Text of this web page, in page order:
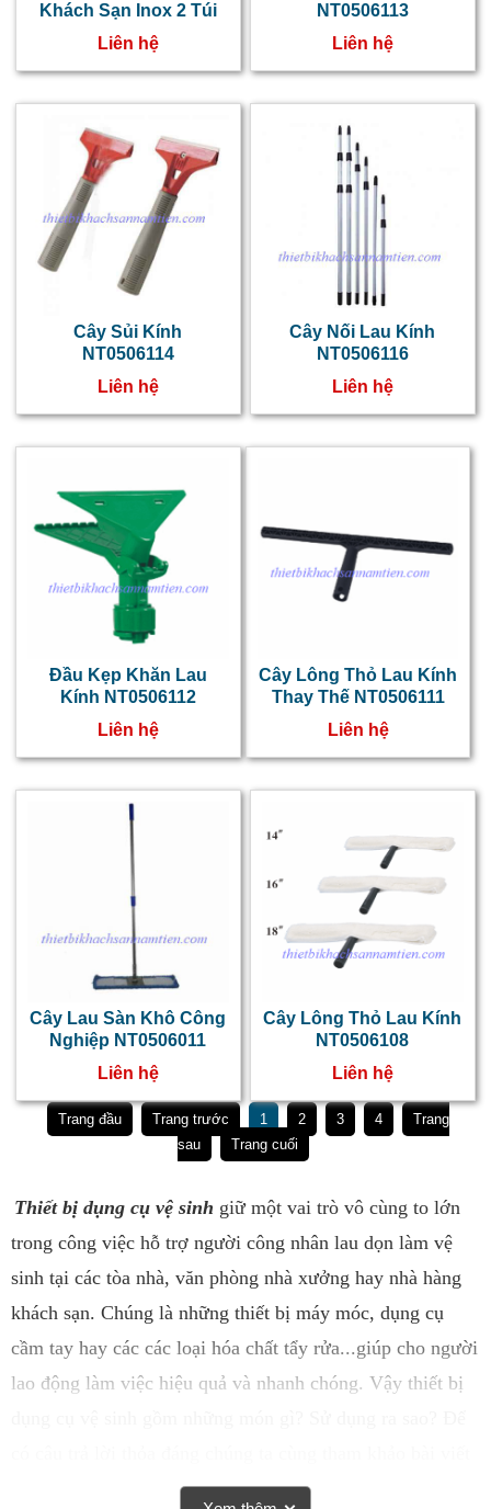
Khách Sạn Inox 2 Túi
Liên hệ
NT0506113
Liên hệ
Cây Sủi Kính
NT0506114
Liên hệ
Cây Nối Lau Kính
NT0506116
Liên hệ
Đầu Kẹp Khăn Lau
Kính NT0506112
Liên hệ
Cây Lông Thỏ Lau Kính
Thay Thế NT0506111
Liên hệ
Cây Lau Sàn Khô Công
Nghiệp NT0506011
Liên hệ
Cây Lông Thỏ Lau Kính
NT0506108
Liên hệ
Trang đầu Trang trước 1 2 3 4
Trang
sau
Trang cuối
Thiết bị dụng cụ vệ sinh giữ một vai trò vô cùng to lớn
trong công việc hỗ trợ người công nhân lau dọn làm vệ
sinh tại các tòa nhà, văn phòng nhà xưởng hay nhà hàng
khách sạn. Chúng là những thiết bị máy móc, dụng cụ
cầm tay hay các các loại hóa chất tẩy rửa...giúp cho người
lao động làm việc hiệu quả và nhanh chóng. Vậy thiết bị